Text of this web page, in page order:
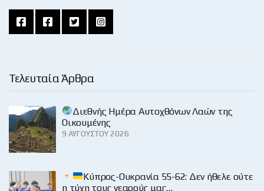
Τελευταία Άρθρα
Διεθνής Ημέρα Αυτοχθόνων Λαών της
Οικουμένης
9 ΑΥΓΟΎΣΤΟΥ 2026
Κύπρος-Ουκρανία 55-62: Δεν ήθελε ούτε
η τύχη τους νεαρούς μας…